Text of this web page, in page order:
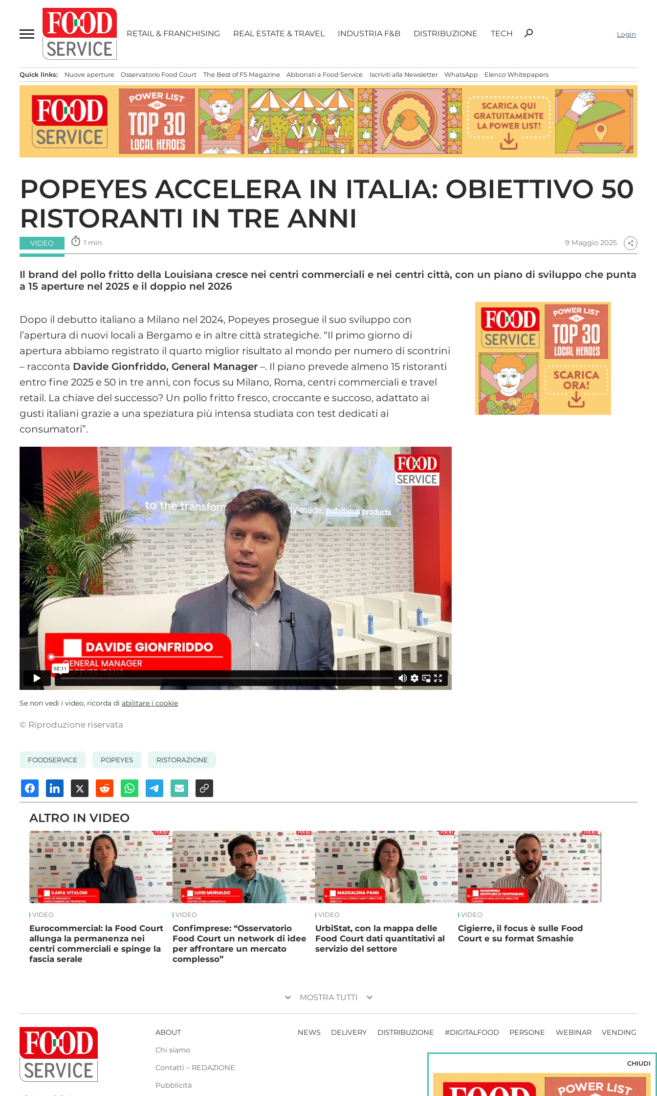
contenuto
RETAIL & FRANCHISING REAL ESTATE & TRAVEL INDUSTRIA F&B DISTRIBUZIONE TECH
Ricerca
search Login
Quick links: Nuove aperture Osservatorio Food Court The Best of FS Magazine Abbonati a Food Service Iscriviti alla Newsletter WhatsApp Elenco Whitepapers
POPEYES ACCELERA IN ITALIA: OBIETTIVO 50
RISTORANTI IN TRE ANNI
VIDEO timer 1 min. 9 Maggio 2025 share
Il brand del pollo fritto della Louisiana cresce nei centri commerciali e nei centri città, con un piano di sviluppo che punta
a 15 aperture nel 2025 e il doppio nel 2026
Dopo il debutto italiano a Milano nel 2024, Popeyes prosegue il suo sviluppo con
l’apertura di nuovi locali a Bergamo e in altre città strategiche. “Il primo giorno di
apertura abbiamo registrato il quarto miglior risultato al mondo per numero di scontrini
– racconta Davide Gionfriddo, General Manager –. Il piano prevede almeno 15 ristoranti
entro fine 2025 e 50 in tre anni, con focus su Milano, Roma, centri commerciali e travel
retail. La chiave del successo? Un pollo fritto fresco, croccante e succoso, adattato ai
gusti italiani grazie a una speziatura più intensa studiata con test dedicati ai
consumatori”.
Se non vedi i video, ricorda diabilitare i cookie
© Riproduzione riservata
FOODSERVICE POPEYES RISTORAZIONE
ALTRO IN VIDEO
VIDEO
Eurocommercial: la Food Court
allunga la permanenza nei
centri commerciali e spinge la
fascia serale
VIDEO
Confimprese: “Osservatorio
Food Court un network di idee
per affrontare un mercato
complesso”
VIDEO
UrbiStat, con la mappa delle
Food Court dati quantitativi al
servizio del settore
VIDEO
Cigierre, il focus è sulle Food
Court e su format Smashie
keyboard_arrow_down MOSTRA TUTTI keyboard_arrow_down
ABOUT
Chi siamo
Contatti – REDAZIONE
Pubblicità
NEWS DELIVERY DISTRIBUZIONE #DIGITALFOOD PERSONE WEBINAR VENDING
CHIUDI